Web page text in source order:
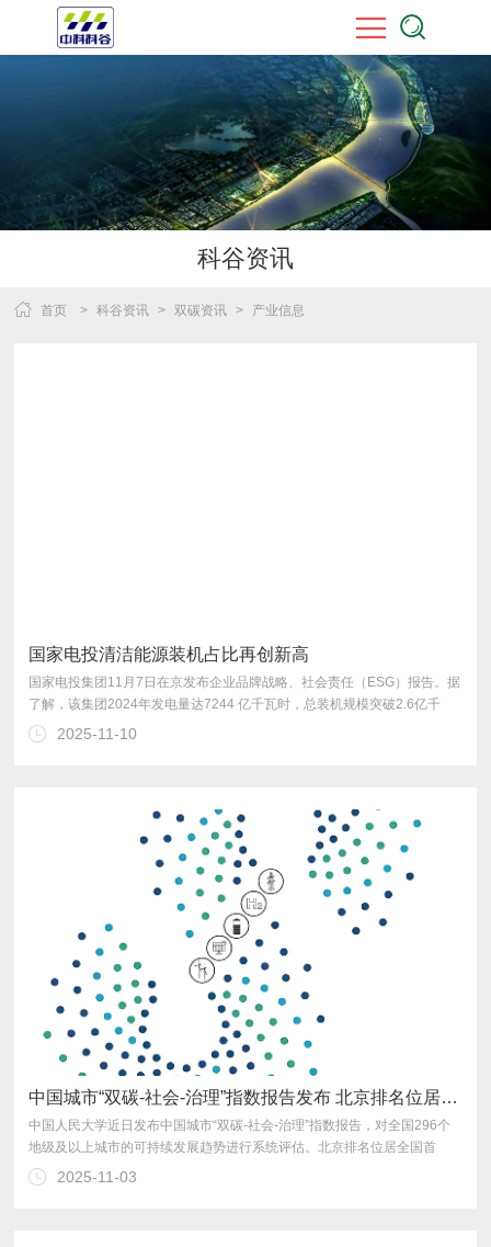
科谷资讯
首页 > 科谷资讯 > 双碳资讯 > 产业信息
国家电投清洁能源装机占比再创新高
继续保持全球首位；发电量7244亿千瓦时，同比增长6.3%。
2025-11-10
中国城市“双碳-社会-治理”指数报告发布 北京排名位居全国首位
位。 2025-11-03